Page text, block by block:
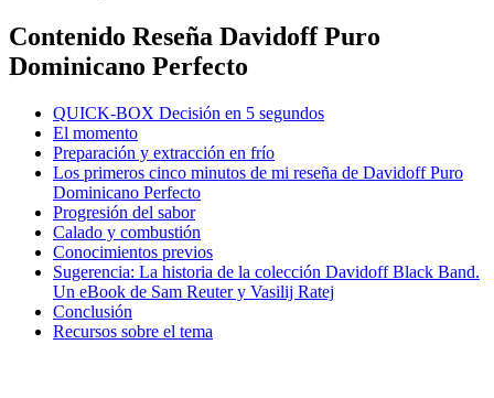
Contenido Reseña Davidoff Puro
Dominicano Perfecto
QUICK-BOX Decisión en 5 segundos
El momento
Preparación y extracción en frío
Los primeros cinco minutos de mi reseña de Davidoff Puro
Dominicano Perfecto
Progresión del sabor
Calado y combustión
Conocimientos previos
Sugerencia: La historia de la colección Davidoff Black Band.
Un eBook de Sam Reuter y Vasilij Ratej
Conclusión
Recursos sobre el tema